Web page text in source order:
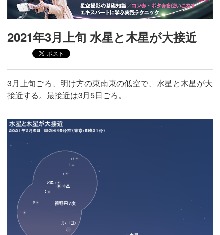
2021年3月上旬 水星と木星が大接近
3月上旬ごろ、明け方の東南東の低空で、水星と木星が大
接近する。最接近は3月5日ごろ。